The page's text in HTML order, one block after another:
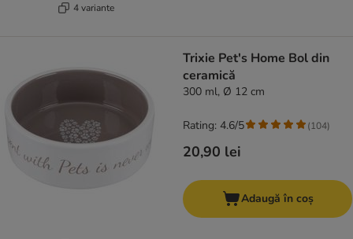
4 variante
Trixie Pet's Home Bol din
ceramică
300 ml, Ø 12 cm
20,90 lei
Rating: 4.6/5 (104)
Adaugă în coș